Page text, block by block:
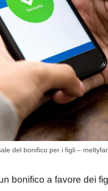
del bonifico per i figli –
bonifico a favore dei